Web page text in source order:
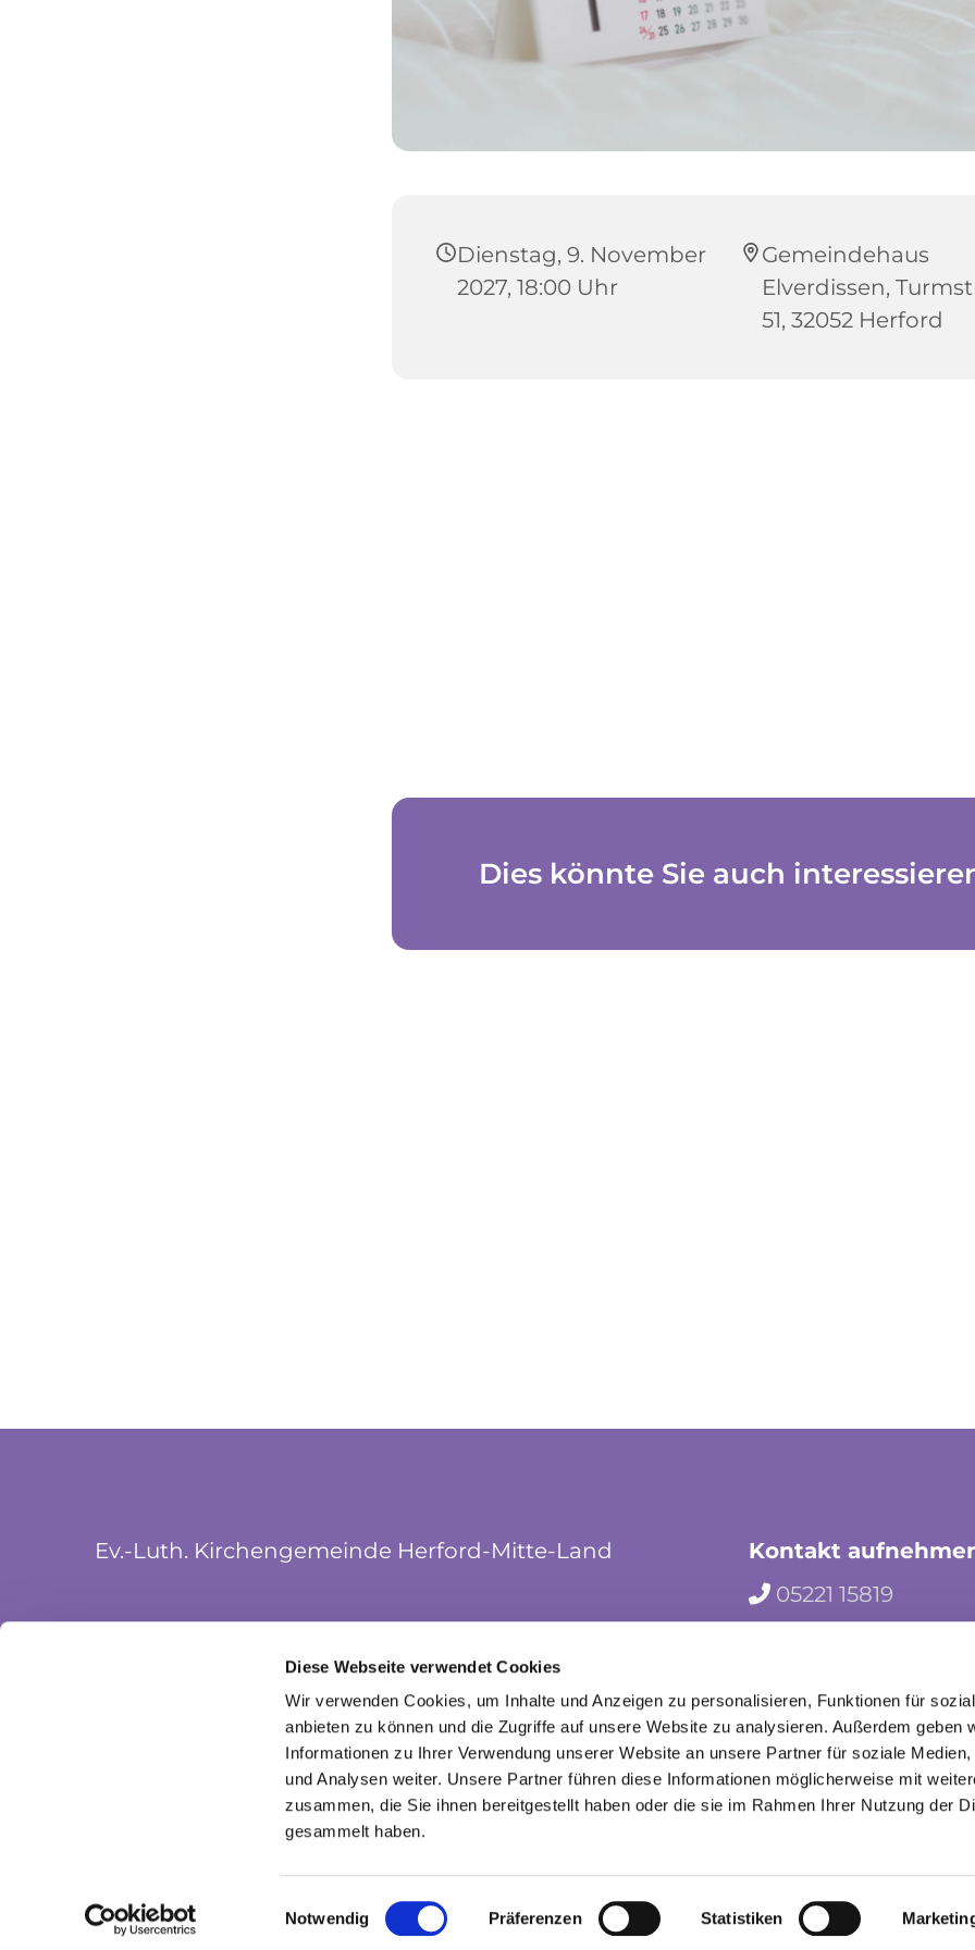
Diese Webseite verwendet Cookies
Wir verwenden Cookies, um Inhalte und Anzeigen zu personalisieren, Funktionen für
anbieten zu können und die Zugriffe auf unsere Website zu analysieren. Außerdem geben
Informationen zu Ihrer Verwendung unserer Website an unsere Partner für soziale Medien,
und Analysen weiter. Unsere Partner führen diese Informationen möglicherweise mit
zusammen, die Sie ihnen bereitgestellt haben oder die sie im Rahmen Ihrer Nutzung der
gesammelt haben.
Einwilligungsauswahl
Notwendig Präferenzen Statistiken
Dienstag, 9. November
2027, 18:00 Uhr
Gemeindehaus
Elverdissen,
51, 32052 Herford
Dies könnte Sie auch
Ev.-Luth. Kirchengemeinde Herford-Mitte-Land Kontakt
 05221 15819